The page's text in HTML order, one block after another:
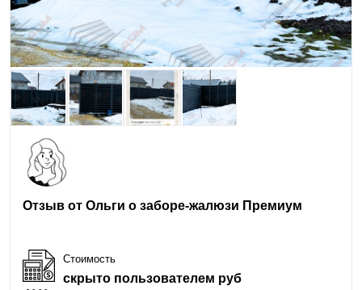
Отзыв от Ольги о заборе-жалюзи Премиум
Стоимость
скрыто пользователем руб